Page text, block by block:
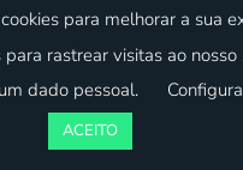
do
para melhorar a sua
rastrear visitas ao nosso
dado pessoal.
ACEITO